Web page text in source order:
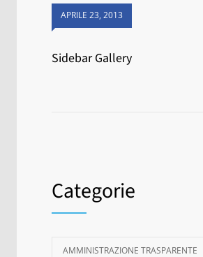
APRILE 23, 2013
Sidebar Gallery
Categorie
AMMINISTRAZIONE TRASPARENTE